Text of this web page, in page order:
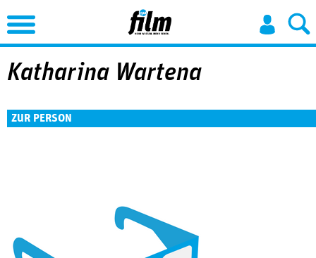
Jump to Navigation
Katharina Wartena
ZUR PERSON